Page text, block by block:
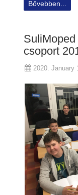
Bővebben...
csoport
2020. January